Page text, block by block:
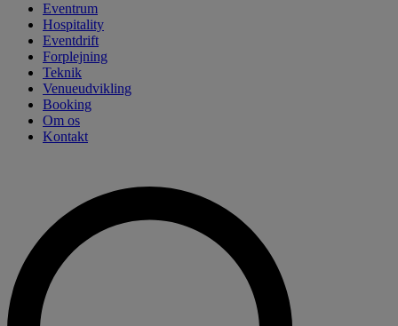
Eventrum
Hospitality
Eventdrift
Forplejning
Teknik
Venueudvikling
Booking
Om os
Kontakt